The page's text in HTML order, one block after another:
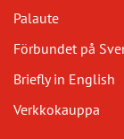
Palaute
Förbundet på
Briefly in English
Verkkokauppa